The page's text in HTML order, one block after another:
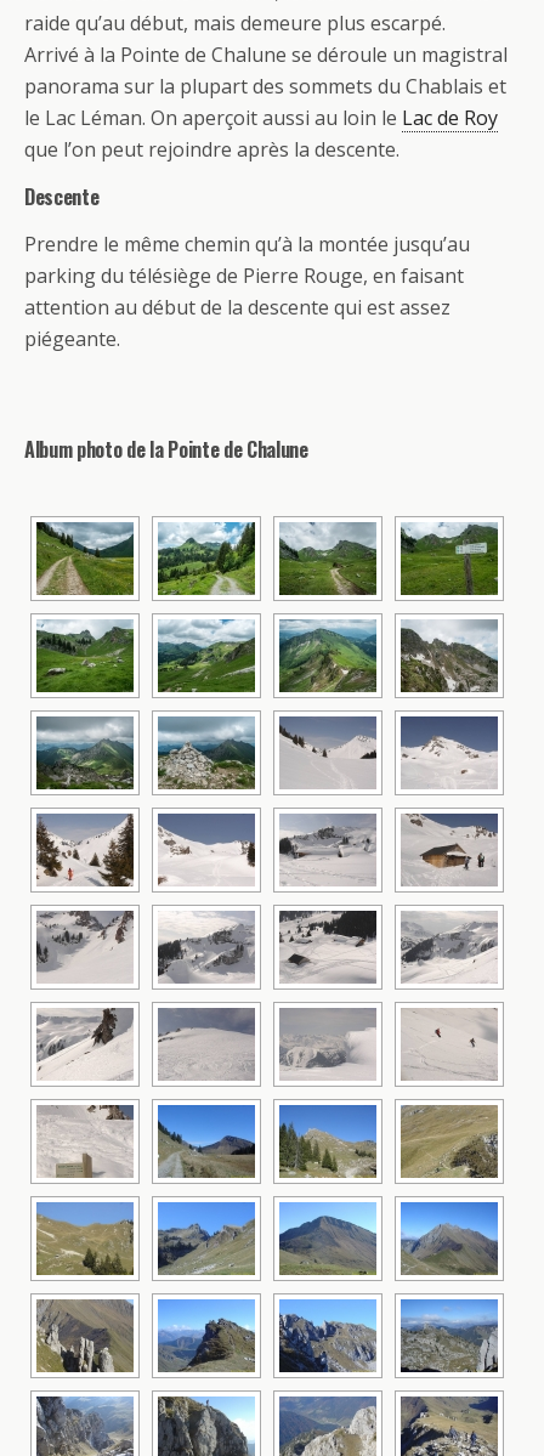
raide qu’au début, mais demeure plus escarpé.
Arrivé à la Pointe de Chalune se déroule un magistral
panorama sur la plupart des sommets du Chablais et
le Lac Léman. On aperçoit aussi au loin le Lac de Roy
que l’on peut rejoindre après la descente.
Descente
Prendre le même chemin qu’à la montée jusqu’au
parking du télésiège de Pierre Rouge, en faisant
attention au début de la descente qui est assez
piégeante.
Album photo de la Pointe de Chalune